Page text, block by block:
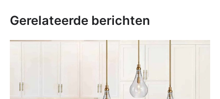
Gerelateerde berichten